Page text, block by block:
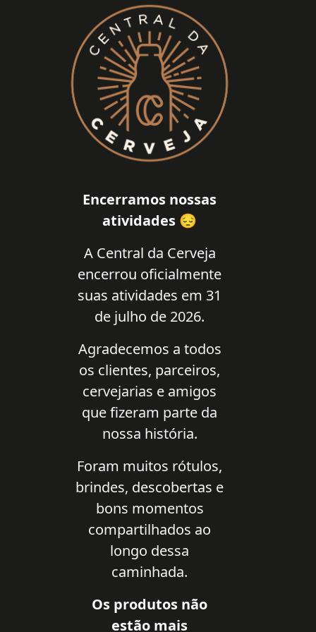
Encerramos nossas
atividades 😔
A Central da Cerveja
encerrou oficialmente
suas atividades em 31
de julho de 2026.
Agradecemos a todos
os clientes, parceiros,
cervejarias e amigos
que fizeram parte da
nossa história.
Foram muitos rótulos,
brindes, descobertas e
bons momentos
compartilhados ao
longo dessa
caminhada.
Os produtos não
estão mais